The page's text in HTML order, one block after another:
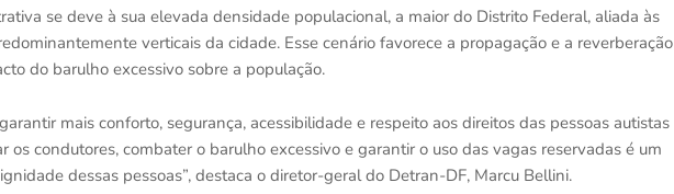
se deve à sua elevada densidade populacional, a maior do Distrito Federal, aliada às
verticais da cidade. Esse cenário favorece a propagação e a reverberação
do barulho excessivo sobre a população.
mais conforto, segurança, acessibilidade e respeito aos direitos das pessoas autistas
os condutores, combater o barulho excessivo e garantir o uso das vagas reservadas é um
dessas pessoas”, destaca o diretor-geral do Detran-DF, Marcu Bellini.